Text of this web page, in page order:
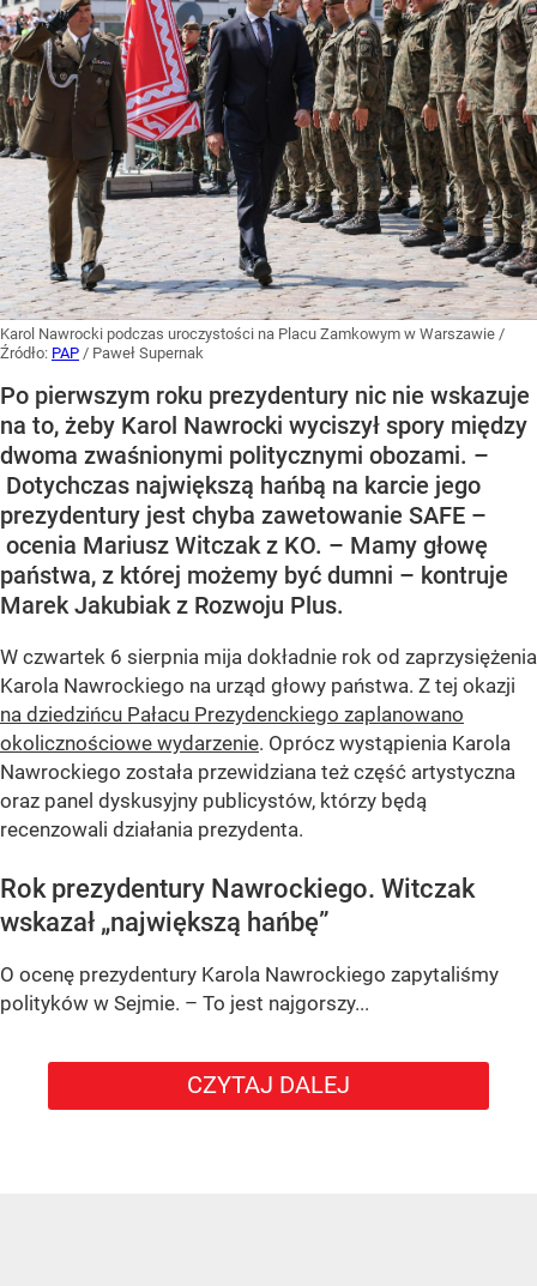
Karol Nawrocki podczas uroczystości na Placu Zamkowym w Warszawie /
Źródło: PAP / Paweł Supernak
Po pierwszym roku prezydentury nic nie wskazuje
na to, żeby Karol Nawrocki wyciszył spory między
dwoma zwaśnionymi politycznymi obozami. –
Dotychczas największą hańbą na karcie jego
prezydentury jest chyba zawetowanie SAFE –
ocenia Mariusz Witczak z KO. – Mamy głowę
państwa, z której możemy być dumni – kontruje
Marek Jakubiak z Rozwoju Plus.
W czwartek 6 sierpnia mija dokładnie rok od zaprzysiężenia
Karola Nawrockiego na urząd głowy państwa. Z tej okazji
na dziedzińcu Pałacu Prezydenckiego zaplanowano
okolicznościowe wydarzenie. Oprócz wystąpienia Karola
Nawrockiego została przewidziana też część artystyczna
oraz panel dyskusyjny publicystów, którzy będą
recenzowali działania prezydenta.
Rok prezydentury Nawrockiego. Witczak
wskazał „największą hańbę”
O ocenę prezydentury Karola Nawrockiego zapytaliśmy
polityków w Sejmie. – To jest najgorszy...
CZYTAJ DALEJ